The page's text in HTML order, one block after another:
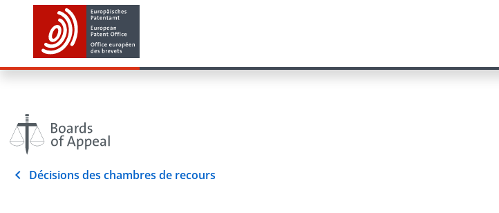
Décisions des chambres de recours